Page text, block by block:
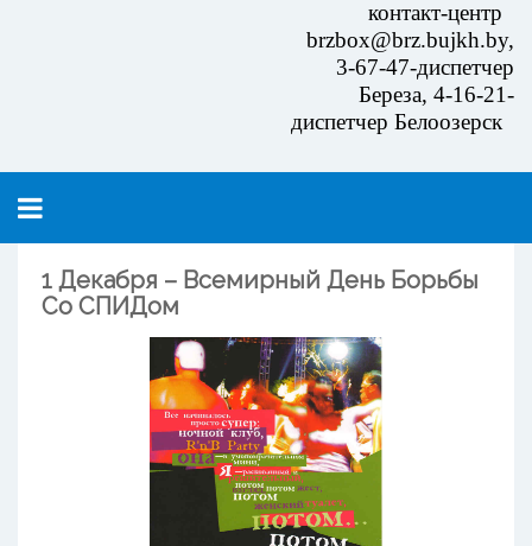
контакт-центр
brzbox@brz.bujkh.by,
3-67-47-диспетчер
Береза, 4-16-21-
диспетчер Белоозерск
1 Декабря – Всемирный День Борьбы
Со СПИДом